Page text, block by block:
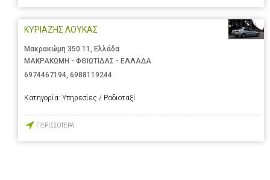
ΚΥΡΙΑΖΗΣ ΛΟΥΚΑΣ
Μακρακώμη 350 11, Ελλάδα
ΜΑΚΡΑΚΩΜΗ - ΦΘΙΩΤΙΔΑΣ - ΕΛΛΑΔΑ
6974467194, 6988119244
Κατηγορία: Υπηρεσίες / Ραδιοταξί
ΠΕΡΙΣΣΟΤΕΡΑ